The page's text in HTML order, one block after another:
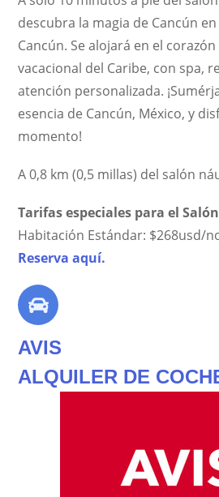
descubra la magia de Cancún
Cancún. Se alojará en el
vacacional del Caribe, con spa,
atención personalizada.
esencia de Cancún, México, y
momento!
A 0,8 km (0,5 millas) del salón
Tarifas especiales para el
Habitación Estándar: $268usd/
Reserva aquí.
AVIS
ALQUILER DE